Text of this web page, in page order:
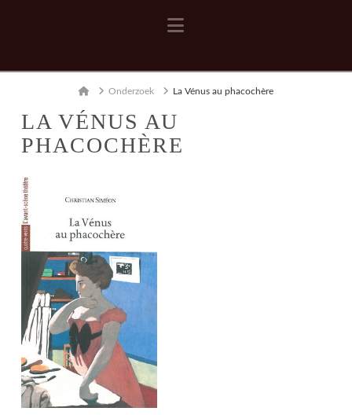
Navigation
HomeOnderzoek La Vénus au phacochère
LA VÉNUS AU
PHACOCHÈRE